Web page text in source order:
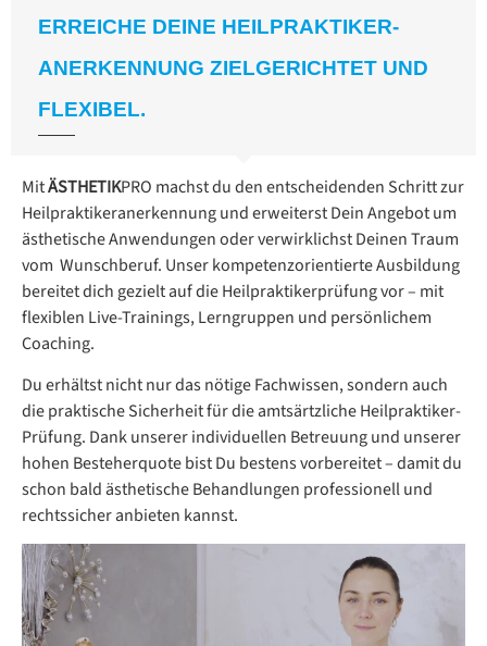
ERREICHE DEINE HEILPRAKTIKER-
ANERKENNUNG ZIELGERICHTET UND
FLEXIBEL.
MitÄSTHETIKPRO machst du den entscheidenden Schritt zur
Heilpraktikeranerkennung und erweiterst Dein Angebot um
ästhetische Anwendungen oder verwirklichst Deinen Traum
vom Wunschberuf. Unser kompetenzorientierte Ausbildung
bereitet dich gezielt auf die Heilpraktikerprüfung vor – mit
flexiblen Live-Trainings, Lerngruppen und persönlichem
Coaching.
Du erhältst nicht nur das nötige Fachwissen, sondern auch
die praktische Sicherheit für die amtsärtzliche Heilpraktiker-
Prüfung. Dank unserer individuellen Betreuung und unserer
hohen Besteherquote bist Du bestens vorbereitet – damit du
schon bald ästhetische Behandlungen professionell und
rechtssicher anbieten kannst.